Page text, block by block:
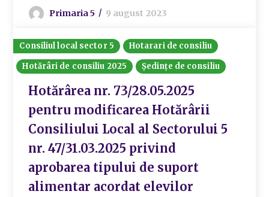
Primaria 5 9 august 2023
Consiliul local sector 5
Hotarari de consiliu
Hotărâri de consiliu 2025
Ședințe de consiliu
Hotărârea nr. 73/28.05.2025
pentru modificarea Hotărârii
Consiliului Local al Sectorului 5
nr. 47/31.03.2025 privind
aprobarea tipului de suport
alimentar acordat elevilor